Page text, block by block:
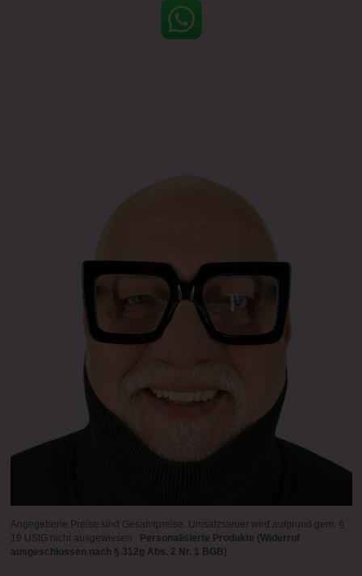
Angegebene Preise sind Gesamtpreise. Umsatzsteuer wird aufgrund gem. §
19 UStG nicht ausgewiesen.
Personalisierte Produkte (Widerruf
ausgeschlossen nach § 312g Abs. 2 Nr. 1 BGB)